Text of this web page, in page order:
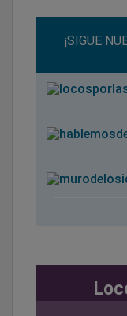
¡SIGUE